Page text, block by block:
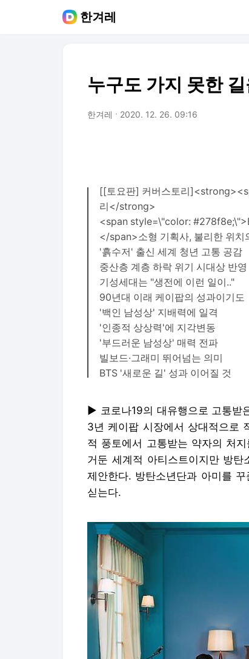
한겨레
누구도 가지 못한
한겨레 2020. 12. 26. 09:16
[[토요판] 커버스토리
리</strong>
<span style=\"color:
</span>소형 기획사, 불리한 위치
'흙수저' 출신 세계 청년 고통 공감
중산층 계층 하락 위기 시대상 반영
기성세대는 "생전에 이런 일이.."
90년대 이래 케이팝의 성과이기도
'백인 남성상' 지배력에 일격
'인종적 상상력'에 지각변동
'부드러운 남성상' 매력 전파
빌보드·그래미 뛰어넘는 의미
BTS '새로운 길' 성과 이어질 것
▶ 코로나19의 대유행으로 고통받
3년 케이팝 시장에서 상대적으로
적 풍토에서 고통받는 약자의 처
거둔 세계적 아티스트이지만 방
제안한다. 방탄소년단과 아미를
싣는다.